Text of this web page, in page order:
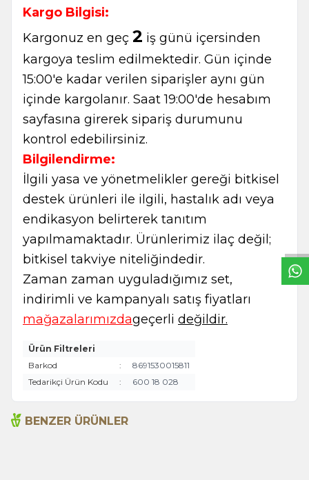
Kargo Bilgisi:
Kargonuz en geç 2 iş günü içersinden
kargoya teslim edilmektedir. Gün içinde
15:00'e kadar verilen siparişler aynı gün
içinde kargolanır. Saat 19:00'de hesabım
sayfasına girerek sipariş durumunu
kontrol edebilirsiniz.
Bilgilendirme:
İlgili yasa ve yönetmelikler gereği bitkisel
destek ürünleri ile ilgili, hastalık adı veya
endikasyon belirterek tanıtım
yapılmamaktadır. Ürünlerimiz ilaç değil;
bitkisel takviye niteliğindedir.
Zaman zaman uyguladığımız set,
indirimli ve kampanyalı satış fiyatları
mağazalarımızdageçerli değildir.
Ürün Filtreleri
Barkod
:
8691530015811
Tedarikçi Ürün Kodu
: 600 18 028
BENZER ÜRÜNLER